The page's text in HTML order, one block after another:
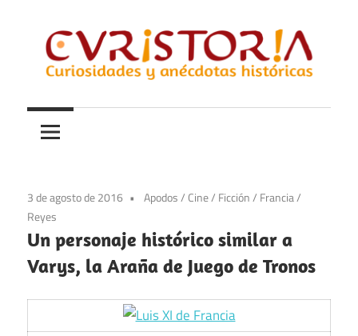
contenido
Curistoria
y
anécdotas
historia
3 de agosto de 2016 Apodos/ Cine/ Ficción/ Francia/
Reyes
Un personaje histórico similar a
Varys, la Araña de Juego de Tronos